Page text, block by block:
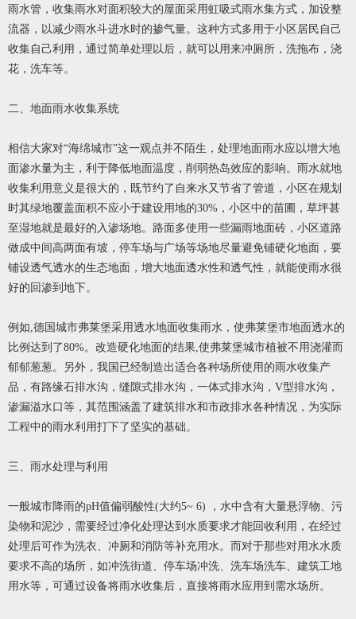
雨水管，收集雨水对面积较大的屋面采用虹吸式雨水集方式，加设整
流器，以减少雨水斗进水时的掺气量。这种方式多用于小区居民自己
收集自己利用，通过简单处理以后，就可以用来冲厕所，洗拖布，浇
花，洗车等。
二、地面雨水收集系统
相信大家对“海绵城市”这一观点并不陌生，处理地面雨水应以增大地
面渗水量为主，利于降低地面温度，削弱热岛效应的影响。雨水就地
收集利用意义是很大的，既节约了自来水又节省了管道，小区在规划
时其绿地覆盖面积不应小于建设用地的30%，小区中的苗圃，草坪甚
至湿地就是最好的入渗场地。路面多使用一些漏雨地面砖，小区道路
做成中间高两面有坡，停车场与广场等场地尽量避免铺硬化地面，要
铺设透气透水的生态地面，增大地面透水性和透气性，就能使雨水很
好的回渗到地下。
例如,德国城市弗莱堡采用透水地面收集雨水，使弗莱堡市地面透水的
比例达到了80%。改造硬化地面的结果,使弗莱堡城市植被不用浇灌而
郁郁葱葱。另外，我国已经制造出适合各种场所使用的雨水收集产
品，有路缘石排水沟，缝隙式排水沟，一体式排水沟，V型排水沟，
渗漏溢水口等，其范围涵盖了建筑排水和市政排水各种情况，为实际
工程中的雨水利用打下了坚实的基础。
三、雨水处理与利用
一般城市降雨的pH值偏弱酸性(大约5~ 6) ，水中含有大量悬浮物、污
染物和泥沙，需要经过净化处理达到水质要求才能回收利用，在经过
处理后可作为洗衣、冲厕和消防等补充用水。而对于那些对用水水质
要求不高的场所，如冲洗街道、停车场冲洗、洗车场洗车、建筑工地
用水等，可通过设备将雨水收集后，直接将雨水应用到需水场所。